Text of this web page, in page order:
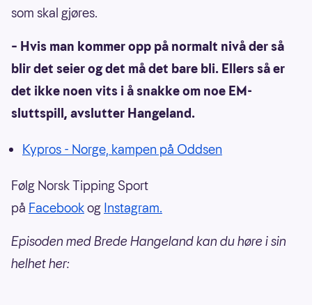
som skal gjøres.
– Hvis man kommer opp på normalt nivå der så
blir det seier og det må det bare bli. Ellers så er
det ikke noen vits i å snakke om noe EM-
sluttspill, avslutter Hangeland.
Kypros - Norge, kampen på Oddsen
Følg Norsk Tipping Sport
på Facebookog Instagram.
Episoden med Brede Hangeland kan du høre i sin
helhet her: